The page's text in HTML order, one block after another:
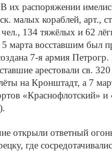
их рас­по­ря­же­нии
ма­лых ко­раб­лей, арт.,
134 тя­жё­лых и 62
5 мар­та вос­став­шим был
7-я ар­мия
аре­сто­ва­ли св.
на Крон­штадт, а 7
«Крас­но­флот­ский»
).
от­кры­ли от­вет­ный
где